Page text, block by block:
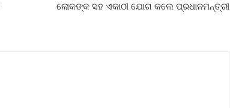
ଲୋକଙ୍କ ସହ ଏକାଠୀ ଯୋଗ କଲେ ପ୍ରଧାନମନ୍ତ୍ରୀ